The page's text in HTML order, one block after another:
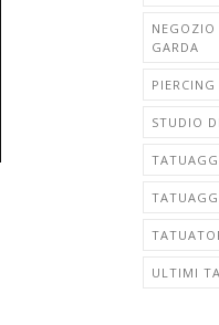
GARDA
PIERCING
STUDIO
ULTIMI